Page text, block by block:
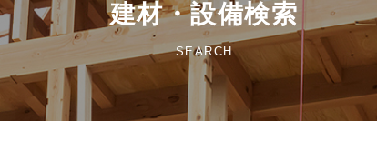
建材・設備検索
SEARCH